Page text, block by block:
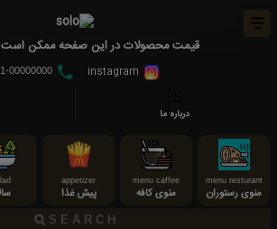
قیمت محصولات در این صفحه ممکن است
021-00000000
درباره ما
menu resturant
منوی رستوران
menu caffee
منوی کافه
appetizer
پیش غذا